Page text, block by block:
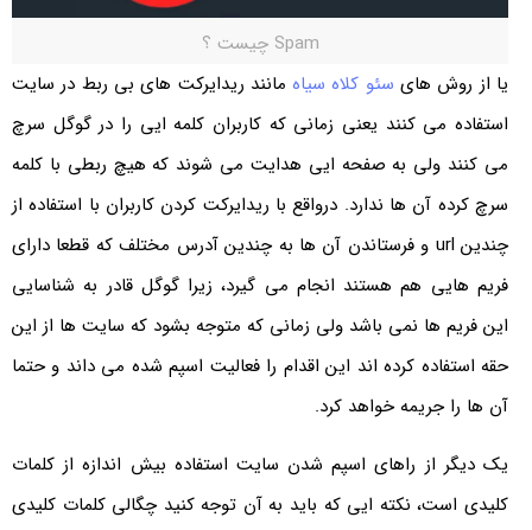
Spam چیست ؟
یا از روش هایسئو کلاه سیاهمانند ریدایرکت های بی ربط در سایت
استفاده می کنند یعنی زمانی که کاربران کلمه ایی را در گوگل سرچ
می کنند ولی به صفحه ایی هدایت می شوند که هیچ ربطی با کلمه
سرچ کرده آن ها ندارد. درواقع با ریدایرکت کردن کاربران با استفاده از
چندین url و فرستاندن آن ها به چندین آدرس مختلف که قطعا دارای
فریم هایی هم هستند انجام می گیرد، زیرا گوگل قادر به شناسایی
این فریم ها نمی باشد ولی زمانی که متوجه بشود که سایت ها از این
حقه استفاده کرده اند این اقدام را فعالیت اسپم شده می داند و حتما
آن ها را جریمه خواهد کرد.
یک دیگر از راهای اسپم شدن سایت استفاده بیش اندازه از کلمات
کلیدی است، نکته ایی که باید به آن توجه کنید چگالی کلمات کلیدی